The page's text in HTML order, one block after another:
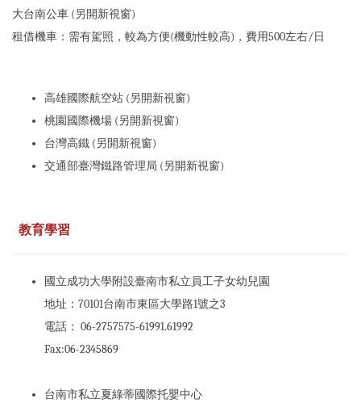
大台南公車 (另開新視窗)
租借機車：需有駕照，較為方便(機動性較高)，費用500左右/日
高雄國際航空站 (另開新視窗)
桃園國際機場 (另開新視窗)
台灣高鐵 (另開新視窗)
交通部臺灣鐵路管理局 (另開新視窗)
教育學習
國立成功大學附設臺南市私立員工子女幼兒園
地址：70101台南市東區大學路1號之3
電話： 06-2757575-61991.61992
Fax:06-2345869
台南市私立夏綠蒂國際托嬰中心